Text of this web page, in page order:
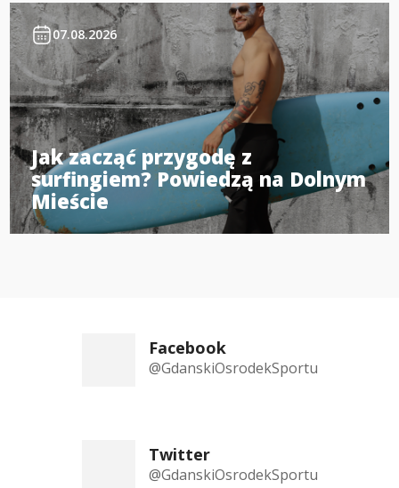
07.08.2026
Jak zacząć przygodę z
surfingiem? Powiedzą na Dolnym
Mieście
Facebook
@GdanskiOsrodekSportu
Twitter
@GdanskiOsrodekSportu